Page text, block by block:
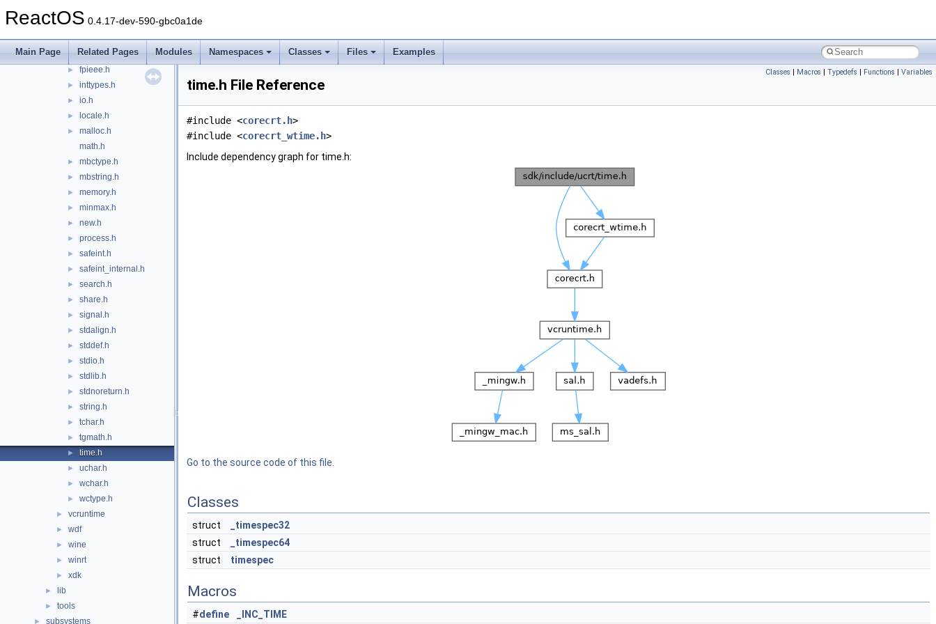
ReactOS 0.4.17-dev-590-gbc0a1de
Main Page Related Pages Modules Namespaces Classes Files Examples
► fcntl.h
► fenv.h
float.h
► fpieee.h
► inttypes.h
► io.h
► locale.h
►
malloc.h
math.h
► mbctype.h
► mbstring.h
► memory.h
► minmax.h
► new.h
► process.h
► safeint.h
► safeint_internal.h
► search.h
► share.h
► signal.h
► stdalign.h
► stddef.h
► stdio.h
► stdlib.h
► stdnoreturn.h
► string.h
► tchar.h
► tgmath.h
► time.h
► uchar.h
► wchar.h
► wctype.h
► vcruntime
► wdf
► wine
► winrt
► xdk
► lib
► tools
► subsystems
Classes | Macros | Typedefs | Functions | Variables
time.h File Reference
#include <corecrt.h>
#include <corecrt_wtime.h>
Include dependency graph for time.h:
Go to the source code of this file.
Classes
struct
_timespec32
struct
_timespec64
struct
timespec
Macros
#define _INC_TIME